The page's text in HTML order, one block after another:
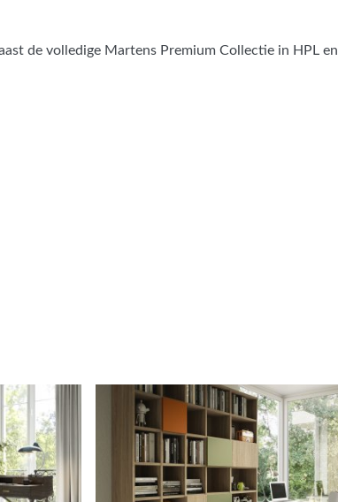
de volledige Martens Premium Collectie in HPL en